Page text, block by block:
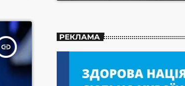
insert_link
РЕКЛАМА